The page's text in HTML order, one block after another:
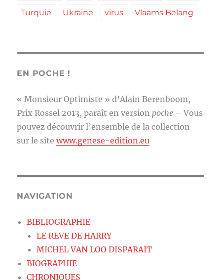
Turquie Ukraine virus Vlaams Belang
EN POCHE !
« Monsieur Optimiste » d’Alain Berenboom,
Prix Rossel 2013, paraît en version poche – Vous
pouvez découvrir l’ensemble de la collection
sur le sitewww.genese-edition.eu
NAVIGATION
BIBLIOGRAPHIE
LE REVE DE HARRY
MICHEL VAN LOO DISPARAIT
BIOGRAPHIE
CHRONIQUES